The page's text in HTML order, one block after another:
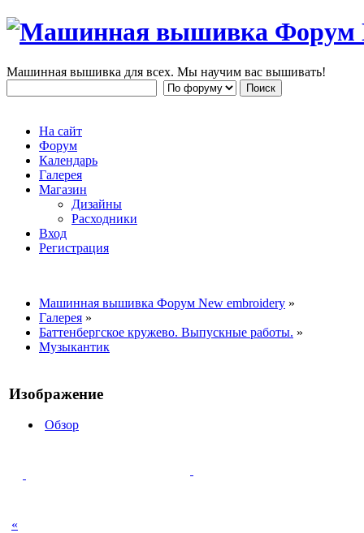
Машинная вышивка для всех. Мы научим вас вышивать!
На сайт
Форум
Календарь
Галерея
Магазин
Дизайны
Расходники
Вход
Регистрация
Машинная вышивка Форум New embroidery »
Галерея »
Баттенбергс­кое кружево. Выпускные работы. »
Музыкантик
Изображение
Обзор
«